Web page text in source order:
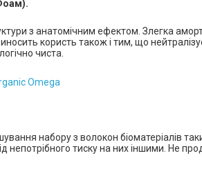
з анатомічним ефектом. Злегка
користь також і тим, що
чиста.
набору з волокон біоматеріалів
непотрібного тиску на них іншими. Не
**
*